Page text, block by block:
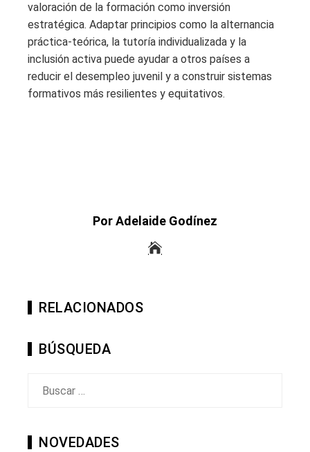
valoración de la formación como inversión
estratégica. Adaptar principios como la alternancia
práctica-teórica, la tutoría individualizada y la
inclusión activa puede ayudar a otros países a
reducir el desempleo juvenil y a construir sistemas
formativos más resilientes y equitativos.
Por Adelaide Godínez
RELACIONADOS
BÚSQUEDA
NOVEDADES